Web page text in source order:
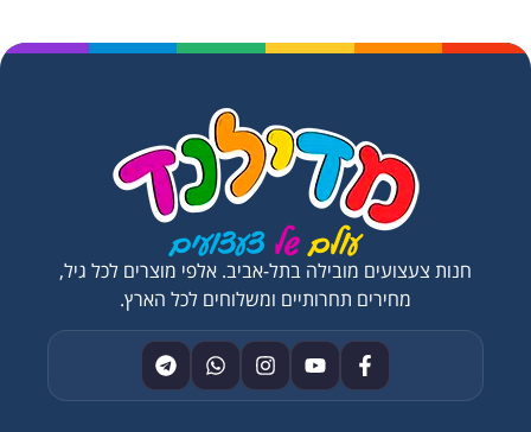
חנות צעצועים מובילה בתל-אביב. אלפי מוצרים לכל גיל,
מחירים תחרותיים ומשלוחים לכל הארץ.